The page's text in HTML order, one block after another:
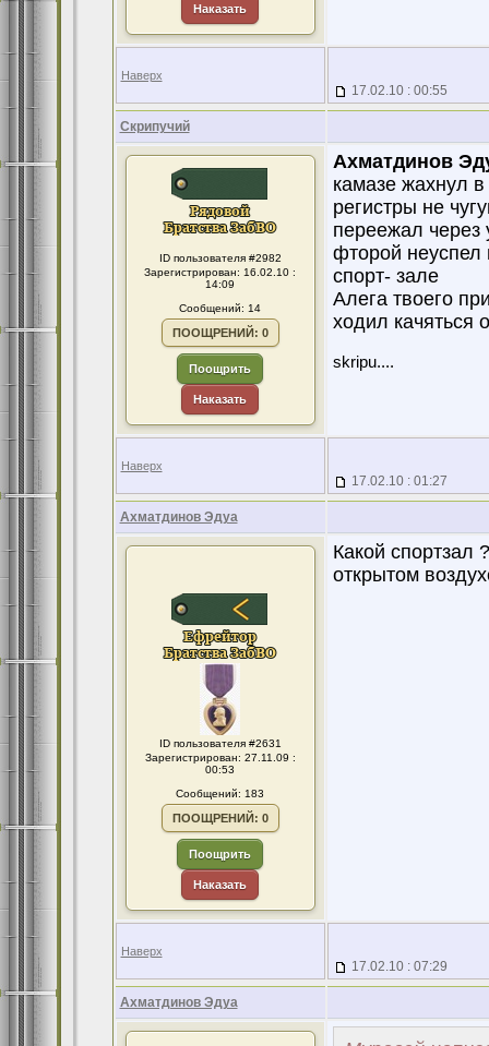
Наказать
Наверх
17.02.10 : 00:55
Скрипучий
ID пользователя #2982
Зарегистрирован: 16.02.10 :
14:09
Сообщений: 14
ПООЩРЕНИЙ: 0
Поощрить
Наказать
Ахматдинов
камазе жахнул
регистры не
переежал через
фторой
спорт- зале
Алега твоего
ходил качяться
skripu....
Наверх
17.02.10 : 01:27
Ахматдинов Эдуа
ID пользователя #2631
Зарегистрирован: 27.11.09 :
00:53
Сообщений: 183
ПООЩРЕНИЙ: 0
Поощрить
Наказать
Какой спортзал
открытом
Наверх
17.02.10 : 07:29
Ахматдинов Эдуа